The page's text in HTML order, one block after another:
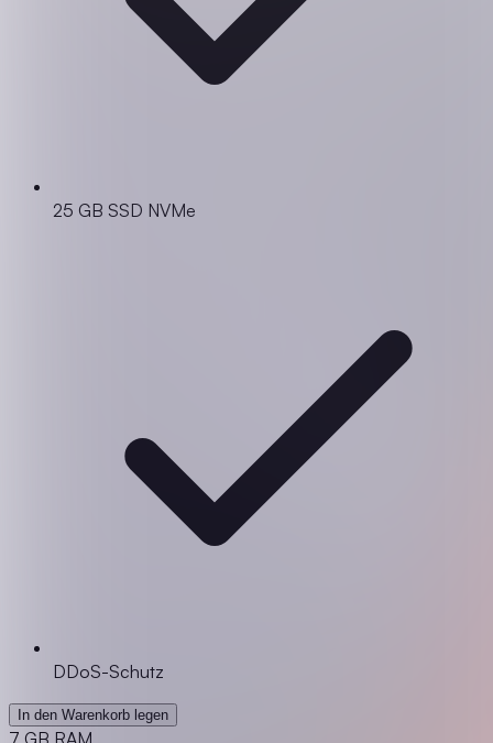
25 GB SSD NVMe
DDoS-Schutz
In den Warenkorb legen
7 GB RAM